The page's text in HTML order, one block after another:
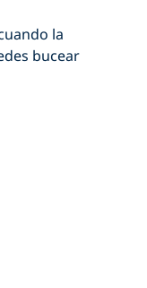
la
bucear